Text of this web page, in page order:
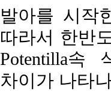
발아를 시작
따라서 한반
Potentilla속
차이가 나타